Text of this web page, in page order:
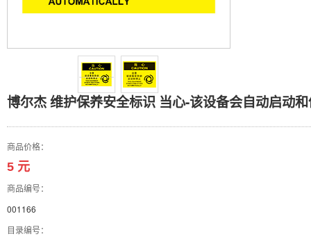
博尔杰 维护保养安全标识 当心-该设备会自动启动
商品价格：
5 元
商品编号：
001166
目录编号：